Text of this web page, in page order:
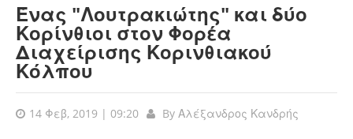
Ένας "Λουτρακιώτης" και δύο
Κορίνθιοι στον Φορέα
Διαχείρισης Κορινθιακού
Κόλπου
14 Φεβ, 2019 | 09:20 By Αλέξανδρος Κανδρής